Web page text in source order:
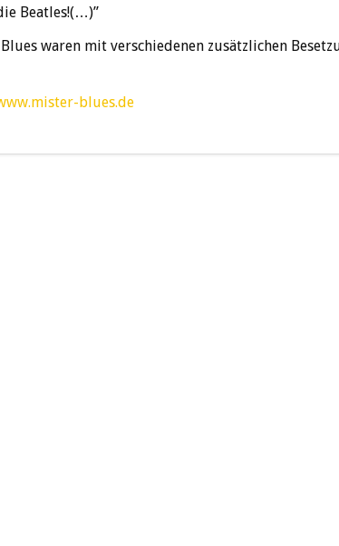
Beatles!(…)”
waren mit verschiedenen zusätzlichen
blues.de